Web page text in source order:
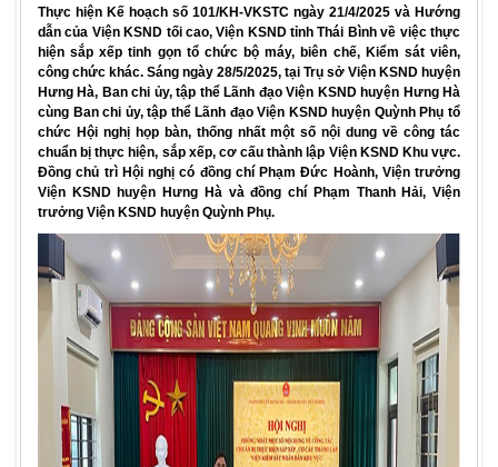
Thực hiện Kế hoạch số 101/KH-VKSTC ngày 21/4/2025 và Hướng
dẫn của Viện KSND tối cao, Viện KSND tỉnh Thái Bình về việc thực
hiện sắp xếp tinh gọn tổ chức bộ máy, biên chế, Kiểm sát viên,
công chức khác. Sáng ngày 28/5/2025, tại Trụ sở Viện KSND huyện
Hưng Hà, Ban chi ủy, tập thể Lãnh đạo Viện KSND huyện Hưng Hà
cùng Ban chi ủy, tập thể Lãnh đạo Viện KSND huyện Quỳnh Phụ tổ
chức Hội nghị họp bàn, thống nhất một số nội dung về công tác
chuẩn bị thực hiện, sắp xếp, cơ cấu thành lập Viện KSND Khu vực.
Đồng chủ trì Hội nghị có đồng chí Phạm Đức Hoành, Viện trưởng
Viện KSND huyện Hưng Hà và đồng chí Phạm Thanh Hải, Viện
trưởng Viện KSND huyện Quỳnh Phụ.